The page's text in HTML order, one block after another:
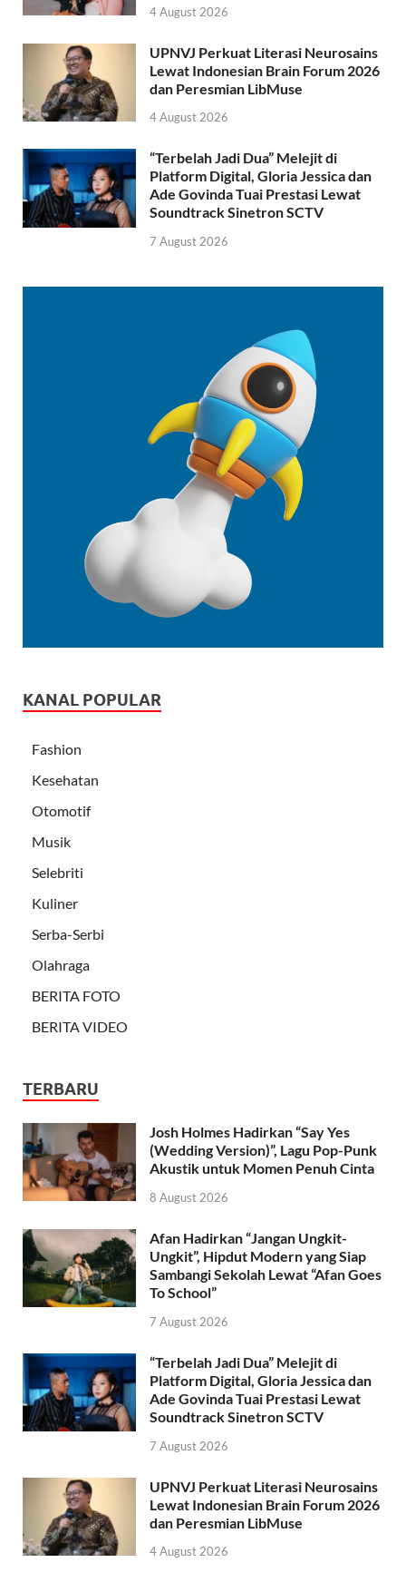
4 August 2026
UPNVJ Perkuat Literasi Neurosains
Lewat Indonesian Brain Forum 2026
dan Peresmian LibMuse
4 August 2026
“Terbelah Jadi Dua” Melejit di
Platform Digital, Gloria Jessica dan
Ade Govinda Tuai Prestasi Lewat
Soundtrack Sinetron SCTV
7 August 2026
KANAL POPULAR
Fashion
Kesehatan
Otomotif
Musik
Selebriti
Kuliner
Serba-Serbi
Olahraga
BERITA FOTO
BERITA VIDEO
TERBARU
Josh Holmes Hadirkan “Say Yes
(Wedding Version)”, Lagu Pop-Punk
Akustik untuk Momen Penuh Cinta
8 August 2026
Afan Hadirkan “Jangan Ungkit-
Ungkit”, Hipdut Modern yang Siap
Sambangi Sekolah Lewat “Afan Goes
To School”
7 August 2026
“Terbelah Jadi Dua” Melejit di
Platform Digital, Gloria Jessica dan
Ade Govinda Tuai Prestasi Lewat
Soundtrack Sinetron SCTV
7 August 2026
UPNVJ Perkuat Literasi Neurosains
Lewat Indonesian Brain Forum 2026
dan Peresmian LibMuse
4 August 2026